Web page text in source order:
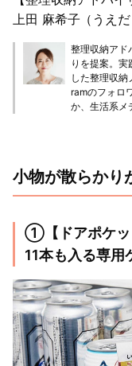
上田 麻希子（うえ
整理収納アド
りを提案。
した整理収
ramのフォロ
か、生活系メ
小物が散らかり
①【ドアポケッ
11本も入る専用